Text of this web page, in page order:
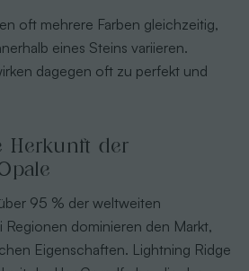
oft mehrere Farben gleichzeitig,
eines Steins variieren.
dagegen oft zu perfekt und
Herkunft der
95 % der weltweiten
Regionen dominieren den Markt,
Eigenschaften. Lightning Ridge